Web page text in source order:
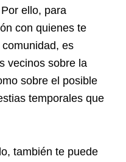
ello, para
con quienes te
es
vecinos sobre la
sobre el posible
temporales que
también te puede